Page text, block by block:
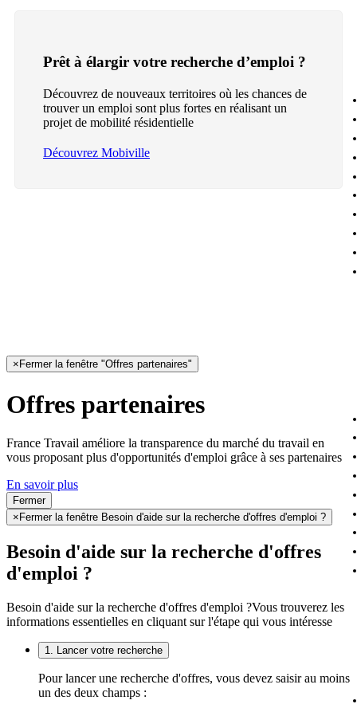
Prêt à élargir votre recherche d’emploi ?
Découvrez de nouveaux territoires où les chances de
trouver un emploi sont plus fortes en réalisant un
projet de mobilité résidentielle
Découvrez Mobiville
× Fermer la fenêtre "Offres partenaires"
Offres partenaires
France Travail améliore la transparence du marché du travail en
vous proposant plus d'opportunités d'emploi grâce à ses partenaires
En savoir plus
Fermer
× Fermer la fenêtre Besoin d'aide sur la recherche d'offres d'emploi ?
Besoin d'aide sur la recherche d'offres
d'emploi ?
Besoin d'aide sur la recherche d'offres d'emploi ?Vous trouverez les
informations essentielles en cliquant sur l'étape qui vous intéresse
1. Lancer votre recherche
Pour lancer une recherche d'offres, vous devez saisir au moins
un des deux champs :